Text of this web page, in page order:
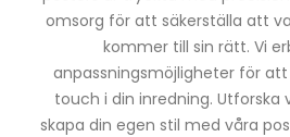
omsorg för att säkerställa att
kommer till sin rätt. Vi
anpassningsmöjligheter för att
touch i din inredning. Utforska
skapa din egen stil med våra